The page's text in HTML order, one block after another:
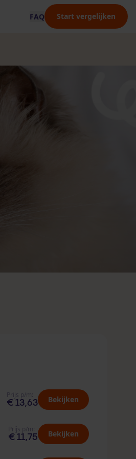
FAQ Start vergelijken
Prijs p/m:
€ 13,63 Bekijken
Prijs p/m:
€ 11,75 Bekijken